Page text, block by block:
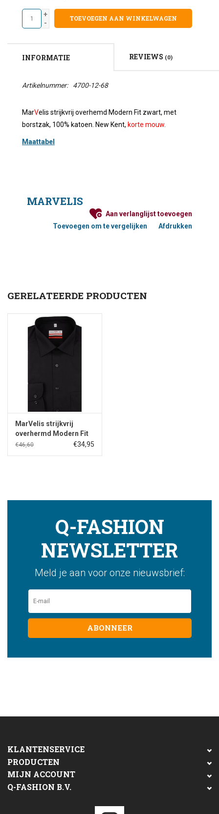
+
-
TOEVOEGEN AAN WINKELWAGEN
INFORMATIE REVIEWS (0)
Artikelnummer: 4700-12-68
MarVelis strijkvrij overhemd Modern Fit zwart, met
borstzak, 100% katoen. New Kent, korte mouw
Maattabel
MARVELIS
Aan verlanglijst toevoegen
Toevoegen om te vergelijken
Afdrukken
GERELATEERDE PRODUCTEN
MarVelis strijkvrij
overhermd Modern Fit
zwart, New Kent
€46,60 €34,95
Q-FASHION
NEWSLETTER
Meld je aan voor onze nieuwsbrief:
ABONNEER
KLANTENSERVICE
PRODUCTEN
MIJN ACCOUNT
Q-FASHION B.V.